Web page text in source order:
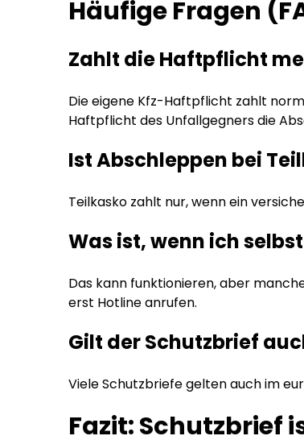
Häufige Fragen
Zahlt die Haftpflicht
Die eigene Kfz-Haftpflicht zahlt
Haftpflicht des Unfallgegners die
Ist Abschleppen bei
Teilkasko zahlt nur, wenn ein
Was ist, wenn ich
Das kann funktionieren, aber
erst Hotline anrufen.
Gilt der Schutzbrief
Viele Schutzbriefe gelten auch im
Fazit: Schutzbrief